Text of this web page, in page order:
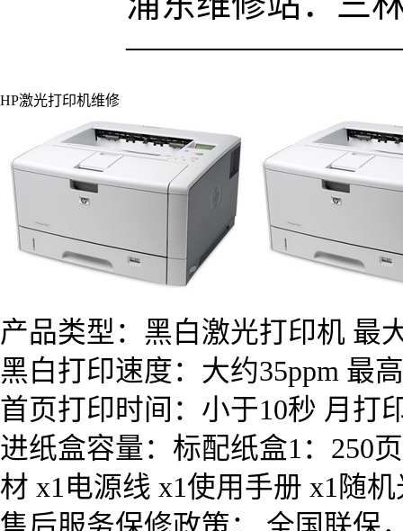
HP激光打印机维修
产品类型：黑白激光打印机 最
黑白打印速度：大约35ppm 最
首页打印时间：小于10秒 月打
进纸盒容量：标配纸盒1：250
材 x1电源线 x1使用手册 x1随